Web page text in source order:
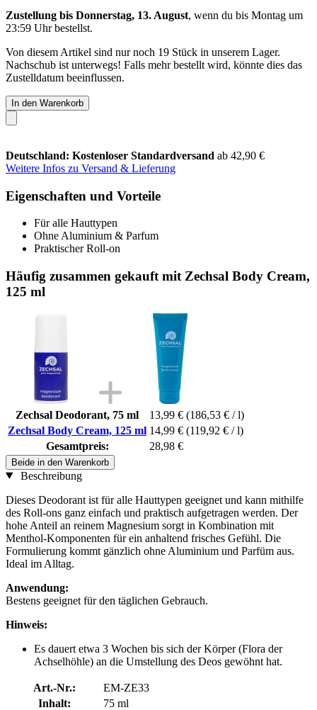
Zustellung bis Donnerstag, 13. August, wenn du bis Montag um
23:59 Uhrbestellst.
Von diesem Artikel sind nur noch 19 Stück in unserem Lager.
Nachschub ist unterwegs! Falls mehr bestellt wird, könnte dies das
Zustelldatum beeinflussen.
In den Warenkorb
Deutschland: Kostenloser Standardversand ab 42,90 €
Weitere Infos zu Versand & Lieferung
Eigenschaften und Vorteile
Für alle Hauttypen
Ohne Aluminium & Parfum
Praktischer Roll-on
Häufig zusammen gekauft mit Zechsal Body Cream,
125 ml
Zechsal Deodorant, 75 ml 13,99 € (186,53 € / l)
Zechsal Body Cream, 125 ml 14,99 € (119,92 € / l)
Gesamtpreis:
28,98 €
Beide in den Warenkorb
Beschreibung
Dieses Deodorant ist für alle Hauttypen geeignet und kann mithilfe
des Roll-ons ganz einfach und praktisch aufgetragen werden. Der
hohe Anteil an reinem Magnesium sorgt in Kombination mit
Menthol-Komponenten für ein anhaltend frisches Gefühl. Die
Formulierung kommt gänzlich ohne Aluminium und Parfüm aus.
Ideal im Alltag.
Anwendung:
Bestens geeignet für den täglichen Gebrauch.
Hinweis:
Es dauert etwa 3 Wochen bis sich der Körper (Flora der
Achselhöhle) an die Umstellung des Deos gewöhnt hat.
Art.-Nr.:
EM-ZE33
Inhalt:
75 ml